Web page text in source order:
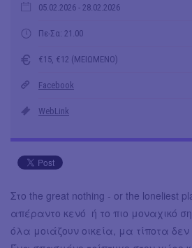
05.02.2026 - 28.02.2026
Πε-Σα: 21.00
€15, €12 (ΜΕΙΩΜΕΝΟ)
Facebook
WebLink
Στο the great nothing - or the loneliest
απέραντο κενό ή το πιο μοναχικό
όλα μοιάζουν οικεία, μα τίποτα δεν